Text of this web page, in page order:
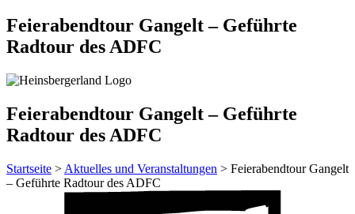
Feierabendtour Gangelt – Geführte
Radtour des ADFC
Feierabendtour Gangelt – Geführte
Radtour des ADFC
Startseite > Aktuelles und Veranstaltungen > Feierabendtour Gangelt
– Geführte Radtour des ADFC